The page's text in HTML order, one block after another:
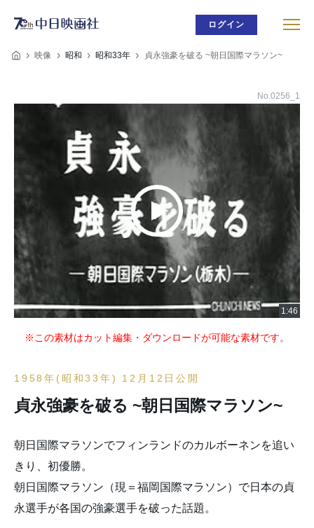
ログイン
映像 昭和 昭和33年 貞永強豪を破る ~朝日国際マラソン~
No.0256_1
※この素材はカット編集・ダウンロードが可能な素材です。
1958年(昭和33年) 12月12日公開
貞永強豪を破る ~朝日国際マラソン~
朝日国際マラソンでフィンランドのカルボーネンを追い
きり、初優勝。
朝日国際マラソン（現＝福岡国際マラソン）で日本の貞
永選手が各国の強豪選手を破った話題。